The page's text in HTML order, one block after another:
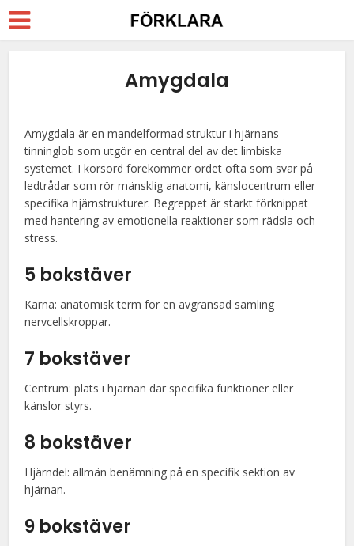
Amygdala
Amygdala är en mandelformad struktur i hjärnans
tinninglob som utgör en central del av det limbiska
systemet. I korsord förekommer ordet ofta som svar på
ledtrådar som rör mänsklig anatomi, känslocentrum eller
specifika hjärnstrukturer. Begreppet är starkt förknippat
med hantering av emotionella reaktioner som rädsla och
stress.
5 bokstäver
Kärna: anatomisk term för en avgränsad samling
nervcellskroppar.
7 bokstäver
Centrum: plats i hjärnan där specifika funktioner eller
känslor styrs.
8 bokstäver
Hjärndel: allmän benämning på en specifik sektion av
hjärnan.
9 bokstäver